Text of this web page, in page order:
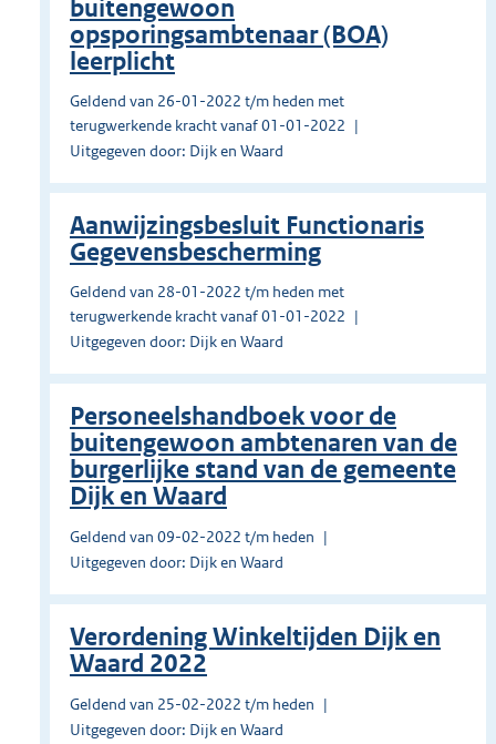
buitengewoon
opsporingsambtenaar (BOA)
leerplicht
Geldend van 26-01-2022 t/m heden met
terugwerkende kracht vanaf 01-01-2022
Uitgegeven door: Dijk en Waard
Aanwijzingsbesluit Functionaris
Gegevensbescherming
Geldend van 28-01-2022 t/m heden met
terugwerkende kracht vanaf 01-01-2022
Uitgegeven door: Dijk en Waard
Personeelshandboek voor de
buitengewoon ambtenaren van de
burgerlijke stand van de gemeente
Dijk en Waard
Geldend van 09-02-2022 t/m heden
Uitgegeven door: Dijk en Waard
Verordening Winkeltijden Dijk en
Waard 2022
Geldend van 25-02-2022 t/m heden
Uitgegeven door: Dijk en Waard